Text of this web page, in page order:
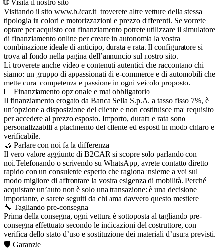
🌐 Visita il nostro sito
Visitando il sito www.b2car.it troverete altre vetture della stessa
tipologia in colori e motorizzazioni e prezzo differenti. Se vorrete
optare per acquisto con finanziamento potrete utilizzare il simulatore
di finanziamento online per creare in autonomia la vostra
combinazione ideale di anticipo, durata e rata. Il configuratore si
trova al fondo nella pagina dell’annuncio sul nostro sito.
Lì troverete anche video e contenuti autentici che raccontano chi
siamo: un gruppo di appassionati di e-commerce e di automobili che
mette cura, competenza e passione in ogni veicolo proposto.
💶 Finanziamento opzionale e mai obbligatorio
Il finanziamento erogato da Banca Sella S.p.A. a tasso fisso 7%, è
un’opzione a disposizione del cliente e non costituisce mai requisito
per accedere al prezzo esposto. Importo, durata e rata sono
personalizzabili a piacimento del cliente ed esposti in modo chiaro e
verificabile.
🤝 Parlare con noi fa la differenza
Il vero valore aggiunto di B2CAR si scopre solo parlando con
noi.Telefonando o scrivendo su WhatsApp, avrete contatto diretto
rapido con un consulente esperto che ragiona insieme a voi sul
modo migliore di affrontare la vostra esigenza di mobilità. Perché
acquistare un’auto non è solo una transazione: è una decisione
importante, e sarete seguiti da chi ama davvero questo mestiere
🔧 Tagliando pre-consegna
Prima della consegna, ogni vettura è sottoposta al tagliando pre-
consegna effettuato secondo le indicazioni del costruttore, con
verifica dello stato d’uso e sostituzione dei materiali d’usura previsti.
🛡️ Garanzie